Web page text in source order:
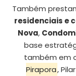
Também
residenciais e
Nova,
base
também em
Pirapora,